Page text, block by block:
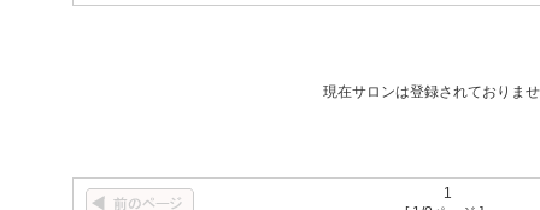
現在サロンは登録されておりま
1